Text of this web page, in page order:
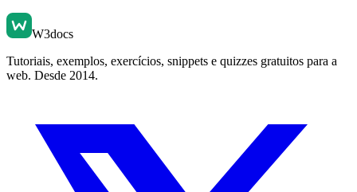
W3docs
Tutoriais, exemplos, exercícios, snippets e quizzes gratuitos para a
web. Desde 2014.